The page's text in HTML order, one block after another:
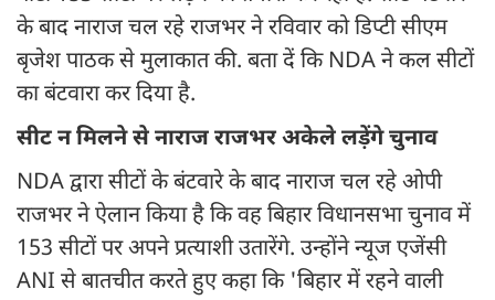
के बाद नाराज चल रहे राजभर ने रविवार को डिप्टी सीएम
बृजेश पाठक से मुलाकात की. बता दें कि NDA ने कल सीटों
का बंटवारा कर दिया है.
सीट न मिलने से नाराज राजभर अकेले लड़ेंगे चुनाव
NDA द्वारा सीटों के बंटवारे के बाद नाराज चल रहे ओपी
राजभर ने ऐलान किया है कि वह बिहार विधानसभा चुनाव में
153 सीटों पर अपने प्रत्याशी उतारेंगे. उन्होंने न्यूज एजेंसी
ANI से बातचीत करते हुए कहा कि 'बिहार में रहने वाली